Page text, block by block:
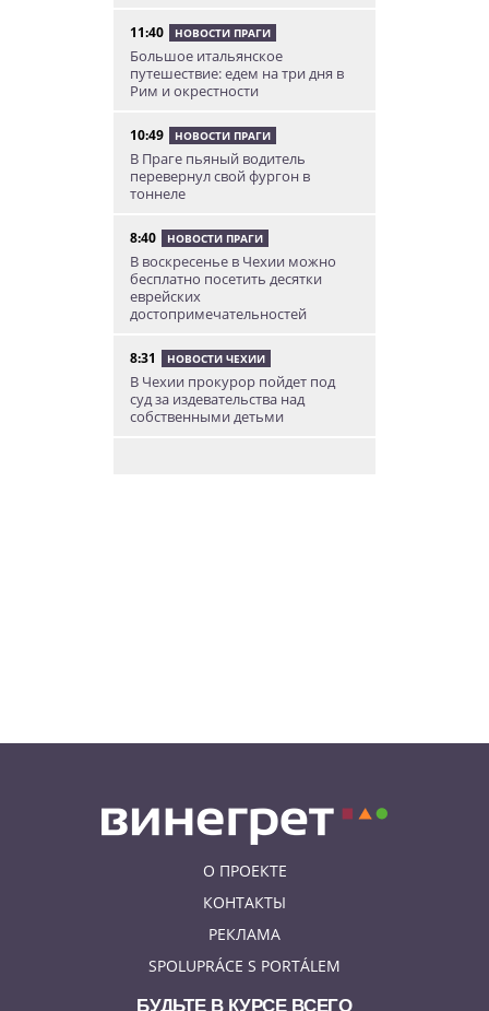
11:40 НОВОСТИ ПРАГИ
Большое итальянское
путешествие: едем на три дня в
Рим и окрестности
10:49 НОВОСТИ ПРАГИ
В Праге пьяный водитель
перевернул свой фургон в
тоннеле
8:40 НОВОСТИ ПРАГИ
В воскресенье в Чехии можно
бесплатно посетить десятки
еврейских
достопримечательностей
8:31 НОВОСТИ ЧЕХИИ
В Чехии прокурор пойдет под
суд за издевательства над
собственными детьми
О ПРОЕКТЕ
КОНТАКТЫ
РЕКЛАМА
SPOLUPRÁCE S PORTÁLEM
БУДЬТЕ В КУРСЕ ВСЕГО